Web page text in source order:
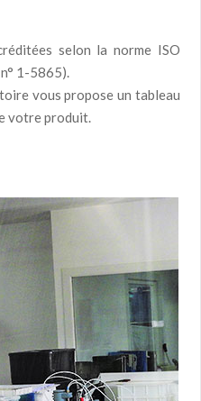
selon la norme ISO
1-5865).
vous propose un tableau
votre produit.